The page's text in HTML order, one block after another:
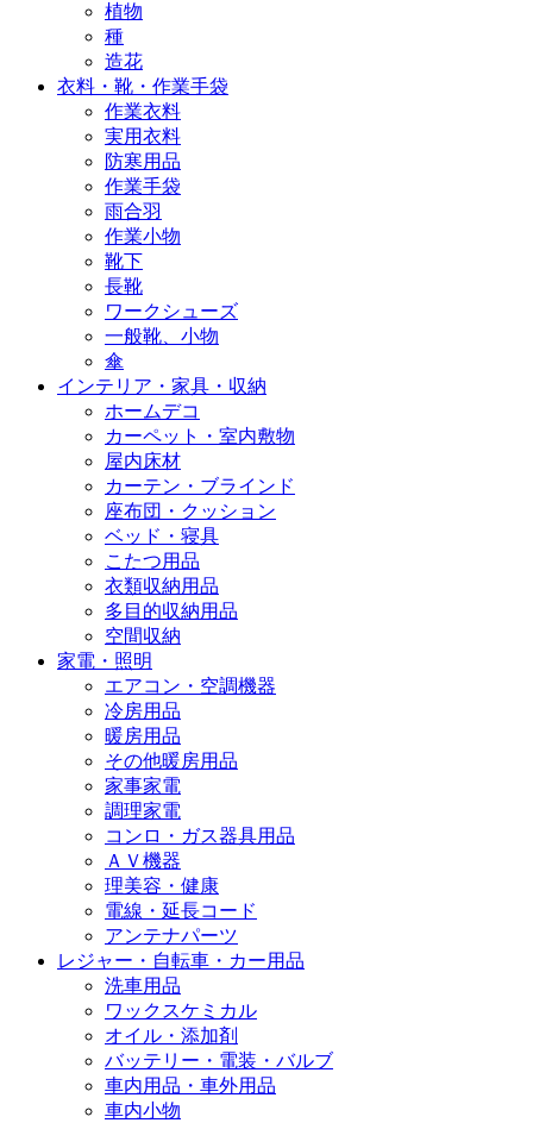
植物
種
造花
衣料・靴・作業手袋
作業衣料
実用衣料
防寒用品
作業手袋
雨合羽
作業小物
靴下
長靴
ワークシューズ
一般靴、小物
傘
インテリア・家具・収納
ホームデコ
カーペット・室内敷物
屋内床材
カーテン・ブラインド
座布団・クッション
ベッド・寝具
こたつ用品
衣類収納用品
多目的収納用品
空間収納
家電・照明
エアコン・空調機器
冷房用品
暖房用品
その他暖房用品
家事家電
調理家電
コンロ・ガス器具用品
ＡＶ機器
理美容・健康
電線・延長コード
アンテナパーツ
レジャー・自転車・カー用品
洗車用品
ワックスケミカル
オイル・添加剤
バッテリー・電装・バルブ
車内用品・車外用品
車内小物